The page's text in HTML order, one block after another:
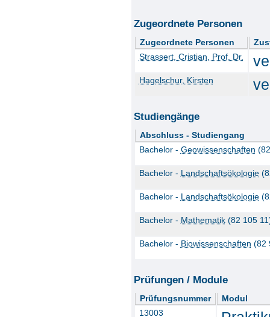
Zugeordnete Personen
Zugeordnete Personen
Strassert, Cristian, Prof. Dr.
Hagelschur, Kirsten
Studiengänge
Abschluss - Studiengang
Bachelor - Geowissenschaften
Bachelor - Landschaftsökologie
Bachelor - Landschaftsökologie
Bachelor - Mathematik(82 105
Bachelor - Biowissenschaften (82
Prüfungen / Module
Prüfungsnummer
Modul
13003